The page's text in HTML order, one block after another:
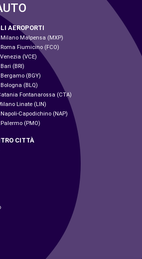
AEROPORTI
Malpensa (MXP)
Fiumicino (FCO)
(VCE)
(BRI)
(BGY)
(BLQ)
Fontanarossa (CTA)
Linate (LIN)
Capodichino (NAP)
(PMO)
CITTÀ